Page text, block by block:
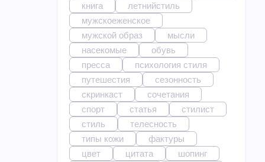
книга
летнийстиль
мужскоеженское
мужской образ
мысли
насекомые
обувь
пресса
психология стиля
путешестия
сезонность
скринкаст
сочетания
спорт
статья
стилист
стиль
телесность
типы кожи
фактуры
цвет
цитата
шопинг